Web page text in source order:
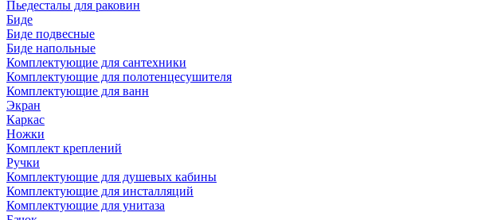
Пьедесталы для раковин
Биде
Биде подвесные
Биде напольные
Комплектующие для сантехники
Комплектующие для полотенцесушителя
Комплектующие для ванн
Экран
Каркас
Ножки
Комплект креплений
Ручки
Комплектующие для душевых кабины
Комплектующие для инсталляций
Комплектующие для унитаза